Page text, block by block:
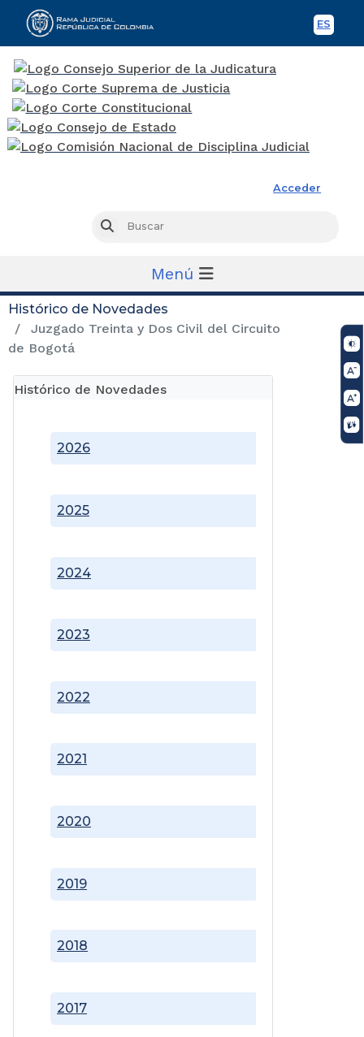
ES
Acceder
Buscar
Menú
Histórico de Novedades
Juzgado Treinta y Dos Civil del Circuito
de Bogotá
Histórico de Novedades
2017
2018
2019
2020
2021
2022
2023
2024
2025
2026